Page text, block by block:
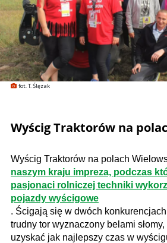
fot. T. Ślęzak
Wyścig Traktorów na
Wyścig Traktorów na polach
naszym kraju impreza, podczas
pasjonaci rolniczej techniki
pojazdy wyścigowe
. Ścigają się w dwóch
trudny tor wyznaczony belami
uzyskać jak najlepszy czas w